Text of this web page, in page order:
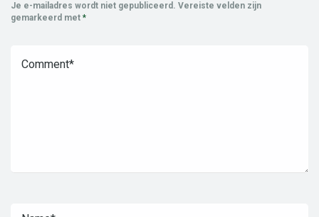
Je e-mailadres wordt niet gepubliceerd. Vereiste velden zijn
gemarkeerd met *